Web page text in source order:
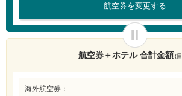
航空券を変更する
航空券＋ホテル 合計金額(
海外航空券：